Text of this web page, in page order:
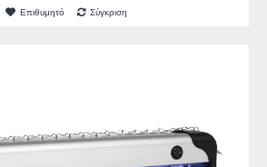
Επιθυμητό Σύγκριση